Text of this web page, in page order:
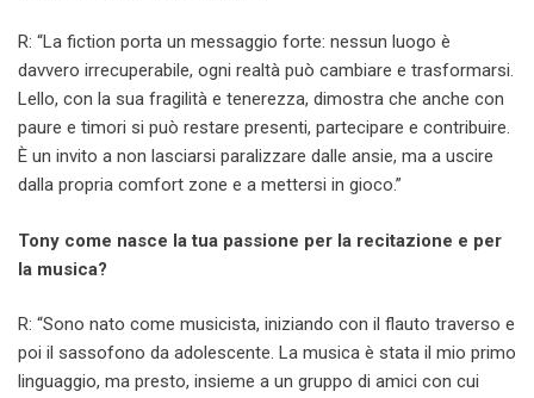
R: “La fiction porta un messaggio forte: nessun luogo è
davvero irrecuperabile, ogni realtà può cambiare e trasformarsi.
Lello, con la sua fragilità e tenerezza, dimostra che anche con
paure e timori si può restare presenti, partecipare e contribuire.
È un invito a non lasciarsi paralizzare dalle ansie, ma a uscire
dalla propria comfort zone e a mettersi in gioco.”
Tony come nasce la tua passione per la recitazione e per
la musica?
R: “Sono nato come musicista, iniziando con il flauto traverso e
poi il sassofono da adolescente. La musica è stata il mio primo
linguaggio, ma presto, insieme a un gruppo di amici con cui